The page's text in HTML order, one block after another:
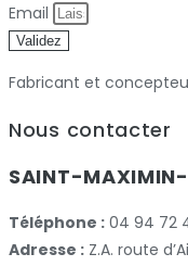
Email
Validez
Fabricant et
Nous contacter
SAINT-
Téléphone : 04 94 72
Adresse : Z.A. route